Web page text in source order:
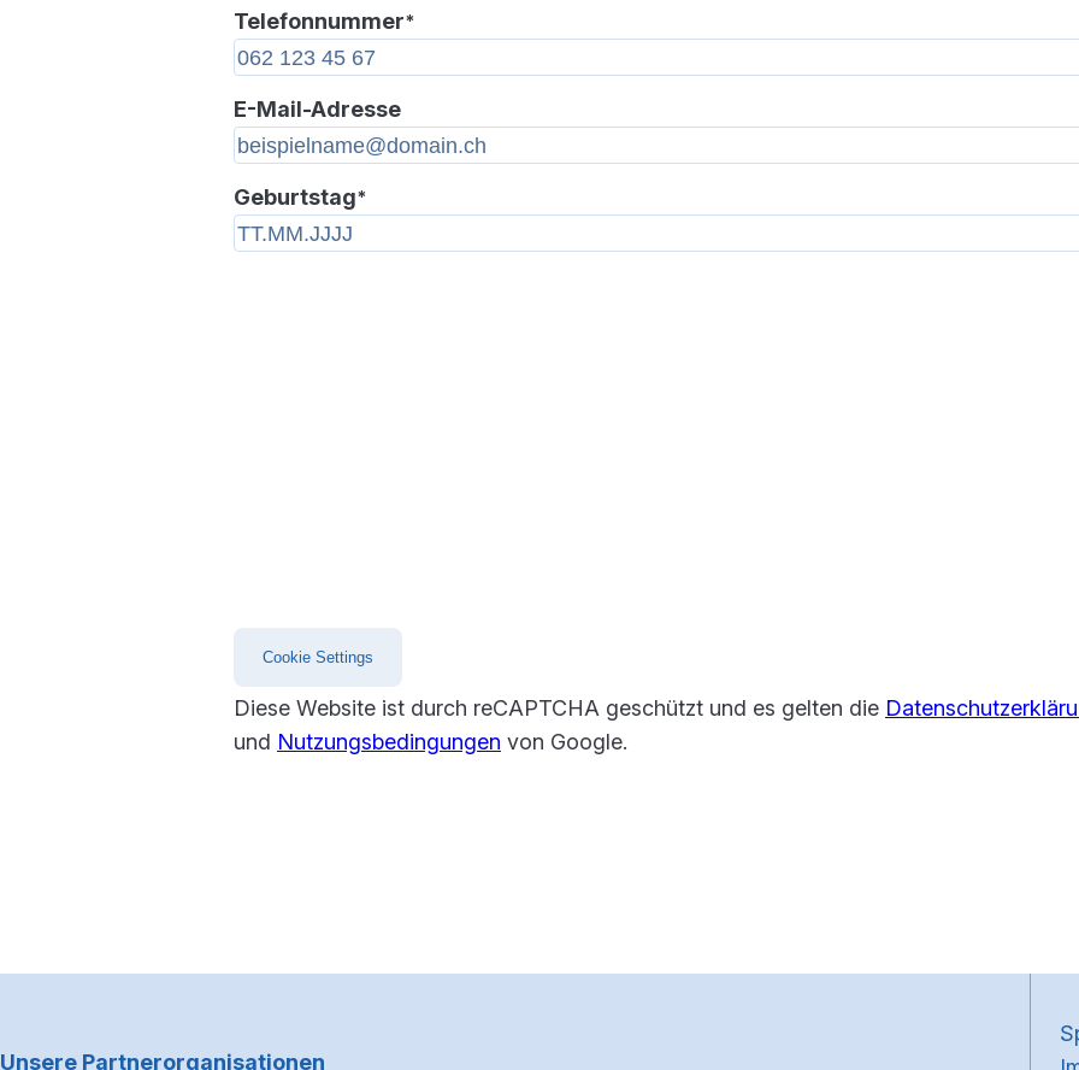
Telefonnummer*
E-Mail-Adresse
Geburtstag*
Cookie Settings
Diese Website ist durch reCAPTCHA geschützt und es gelten die
und Nutzungsbedingungen von Google.
Unsere Partnerorganisationen